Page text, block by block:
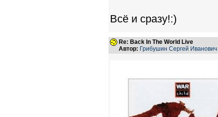
Всё и сразу!:)
Re: Back In The World Live
Автор: Грибушин Сергей Иванович